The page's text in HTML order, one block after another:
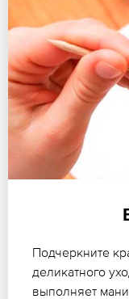
Подчеркните
деликатного
выполняет